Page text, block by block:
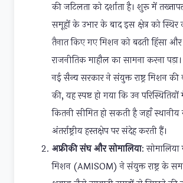
की जटिलता को दर्शाता है। शुरू में
समूहों के उभार के बाद इस क्षेत्र को
तैनात किए गए मिशन को बढ़ती हिंसा
राजनीतिक माहौल का सामना करना
नई सैन्य सरकार ने संयुक्त राष्ट्र मिशन
की, यह स्पष्ट हो गया कि उन परिस्थितियों
कितनी सीमित हो सकती है जहाँ
अंतर्राष्ट्रीय हस्तक्षेप पर संदेह करती हैं।
अफ्रीकी संघ और सोमालिया:
मिशन (AMISOM) ने संयुक्त राष्ट्र के